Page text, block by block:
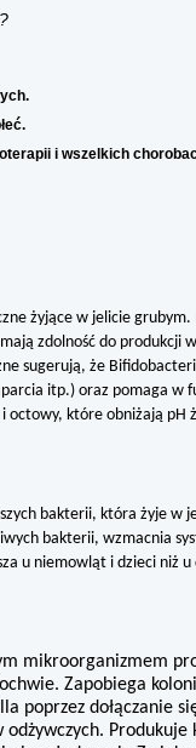
i wszelkich
żyjące w jelicie
zdolność do
sugerują, że
itp.) oraz pomaga w
które obniżają pH
bakterii, która żyje w
bakterii, wzmacnia
u niemowląt i dzieci niż
mikroorganizmem
Zapobiega
poprzez dołączanie